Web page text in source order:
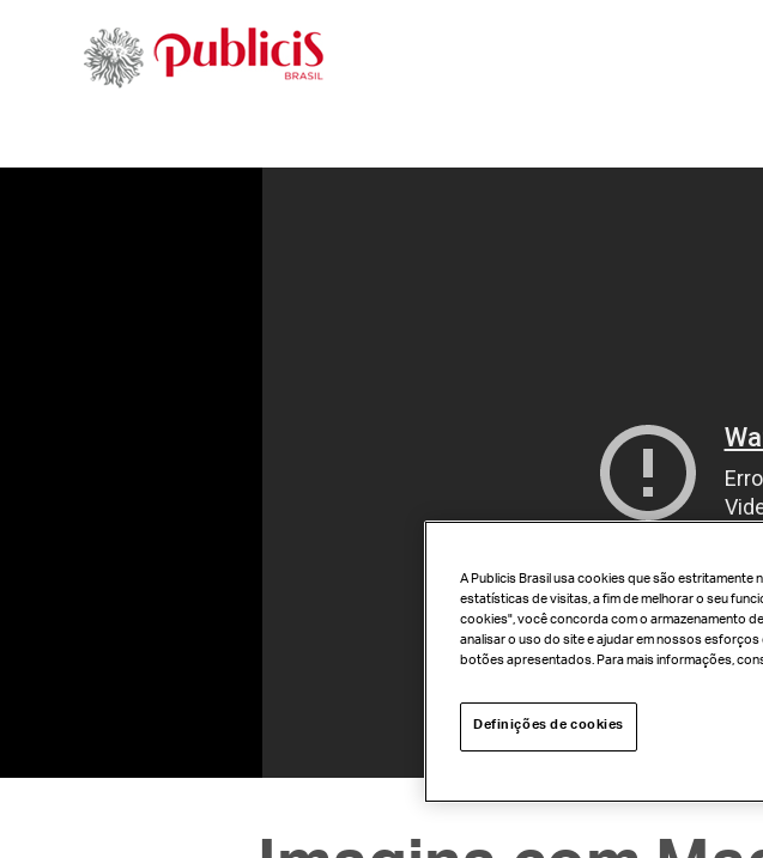
A Publicis Brasil usa cookies que são
estatísticas de visitas, a fim de melhorar o seu
cookies", você concorda com o armazenamento
analisar o uso do site e ajudar em nossos
botões apresentados. Para mais informações,
Definições de cookies